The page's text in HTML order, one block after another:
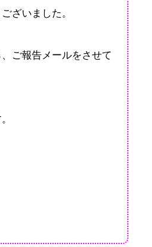
ざいました。
ご報告メールをさせて